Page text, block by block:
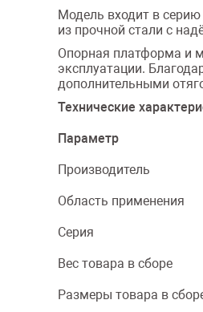
Модель входит в серию
из прочной стали с
Опорная платформа и
эксплуатации.
дополнительными
Технические
Параметр
Производитель
Область применения
Серия
Вес товара в сборе
Размеры товара в